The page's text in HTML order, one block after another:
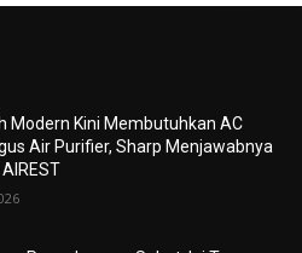
Modern Kini Membutuhkan AC
Air Purifier, Sharp Menjawabnya